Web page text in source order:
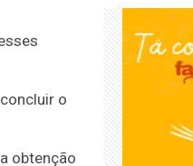
o
obtenção